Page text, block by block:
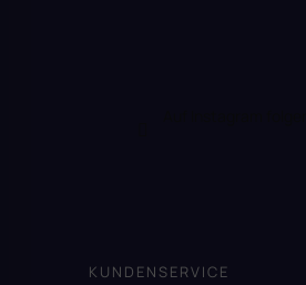
KUNDENSERVICE